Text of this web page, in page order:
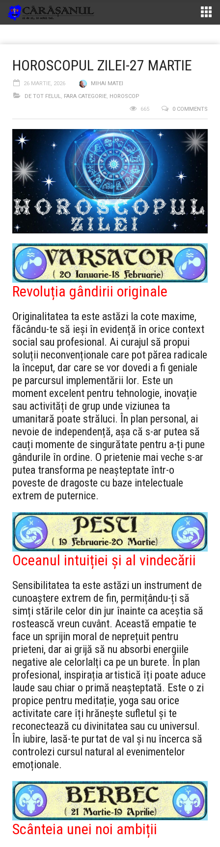
HOROSCOPUL ZILEI-27 MARTIE
26 MARTIE, 2026
MIHAI MATEI
DE TOT FELUL, FARA CATEGORIE, HOROSCOP
0 COMMENTS
665
Revoluția gândirii originale
Originalitatea ta este astăzi la cote maxime,
făcându-te să ieși în evidență în orice context
social sau profesional. Ai curajul să propui
soluții neconvenționale care pot părea radicale
la început, dar care se vor dovedi a fi geniale
pe parcursul implementării lor. Este un
moment excelent pentru tehnologie, inovație
sau activități de grup unde viziunea ta
umanitară poate străluci. În plan personal, ai
nevoie de independență, așa că s-ar putea să
cauți momente de singurătate pentru a-ți pune
gândurile în ordine. O prietenie mai veche s-ar
putea transforma pe neașteptate într-o
poveste de dragoste cu baze intelectuale
extrem de puternice.
Oceanul intuiției și al vindecării
Sensibilitatea ta este astăzi un instrument de
cunoaștere extrem de fin, permițându-ți să
simți stările celor din jur înainte ca aceștia să
rostească vreun cuvânt. Această empatie te
face un sprijin moral de neprețuit pentru
prieteni, dar ai grijă să nu absorbi energiile
negative ale celorlalți ca pe un burete. În plan
profesional, inspirația artistică îți poate aduce
laude sau chiar o primă neașteptată. Este o zi
propice pentru meditație, yoga sau orice
activitate care îți hrănește sufletul și te
reconectează cu divinitatea sau cu universul.
În iubire, lasă-te purtat de val și nu încerca să
controlezi cursul natural al evenimentelor
emoționale.
Scânteia unei noi ambiții